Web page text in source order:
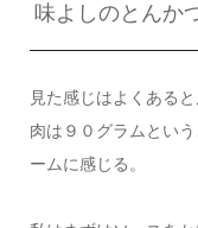
味よしのとんか
見た感じはよくあると
肉は９０グラムとい
ームに感じる。